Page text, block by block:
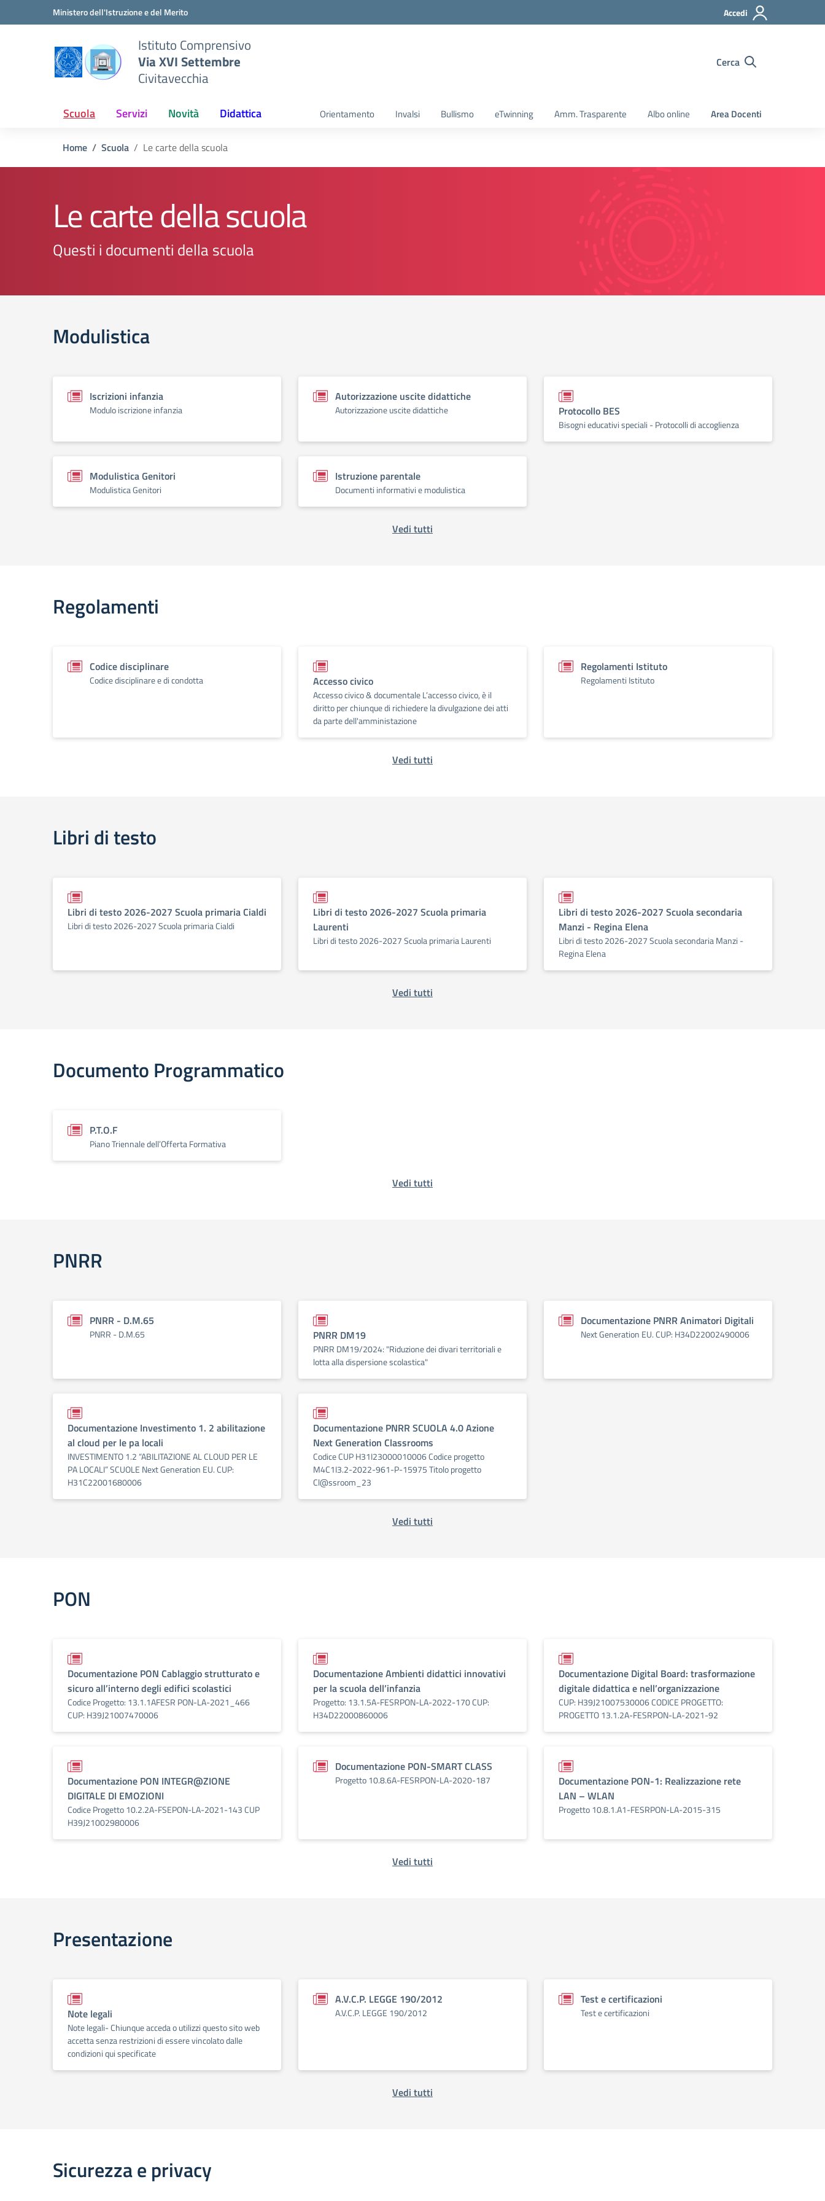
Vai ai contenuti
Vai al menu di navigazioneMinistero dell'Istruzione e del Merito Accedi
Istituto Comprensivo
Via XVI Settembre
Civitavecchia
Cerca
Scuola Servizi Novità Didattica Orientamento Invalsi Bullismo eTwinning Amm. Trasparente Albo online Area Docenti
Home Scuola Le carte della scuola
Le carte della scuola
Questi i documenti della scuola
Modulistica
Iscrizioni infanzia
Modulo iscrizione infanzia
Autorizzazione uscite didattiche
Autorizzazione uscite didattiche Protocollo BES
Bisogni educativi speciali - Protocolli di accoglienza
Modulistica Genitori
Modulistica Genitori
Istruzione parentale
Documenti informativi e modulistica
Vedi tutti
Regolamenti
Codice disciplinare
Codice disciplinare e di condotta Accesso civico
Accesso civico & documentale L’accesso civico, è il
diritto per chiunque di richiedere la divulgazione dei atti
da parte dell'amministazione
Regolamenti Istituto
Regolamenti Istituto
Vedi tutti
Libri di testo
Libri di testo 2026-2027 Scuola primaria Cialdi
Libri di testo 2026-2027 Scuola primaria Cialdi
Libri di testo 2026-2027 Scuola primaria
Laurenti
Libri di testo 2026-2027 Scuola primaria Laurenti
Libri di testo 2026-2027 Scuola secondaria
Manzi - Regina Elena
Libri di testo 2026-2027 Scuola secondaria Manzi -
Regina Elena
Vedi tutti
Documento Programmatico
P.T.O.F
Piano Triennale dell’Offerta Formativa
Vedi tutti
PNRR
PNRR - D.M.65
PNRR - D.M.65 PNRR DM19
PNRR DM19/2024: "Riduzione dei divari territoriali e
lotta alla dispersione scolastica"
Documentazione PNRR Animatori Digitali
Next Generation EU. CUP: H34D22002490006
Documentazione Investimento 1. 2 abilitazione
al cloud per le pa locali
INVESTIMENTO 1.2 “ABILITAZIONE AL CLOUD PER LE
PA LOCALI” SCUOLE Next Generation EU. CUP:
H31C22001680006
Documentazione PNRR SCUOLA 4.0 Azione
Next Generation Classrooms
Codice CUP H31I23000010006 Codice progetto
M4C1I3.2-2022-961-P-15975 Titolo progetto
Cl@ssroom_23
Vedi tutti
PON
Documentazione PON Cablaggio strutturato e
sicuro all’interno degli edifici scolastici
Codice Progetto: 13.1.1AFESR PON-LA-2021_466
CUP: H39J21007470006
Documentazione Ambienti didattici innovativi
per la scuola dell’infanzia
Progetto: 13.1.5A-FESRPON-LA-2022-170 CUP:
H34D22000860006
Documentazione Digital Board: trasformazione
digitale didattica e nell’organizzazione
CUP: H39J21007530006 CODICE PROGETTO:
PROGETTO 13.1.2A-FESRPON-LA-2021-92
Documentazione PON INTEGR@ZIONE
DIGITALE DI EMOZIONI
Codice Progetto 10.2.2A-FSEPON-LA-2021-143 CUP
H39J21002980006
Documentazione PON-SMART CLASS
Progetto 10.8.6A-FESRPON-LA-2020-187
Documentazione PON-1: Realizzazione rete
LAN – WLAN
Progetto 10.8.1.A1-FESRPON-LA-2015-315
Vedi tutti
Presentazione
Note legali
Note legali- Chiunque acceda o utilizzi questo sito web
accetta senza restrizioni di essere vincolato dalle
condizioni qui specificate
A.V.C.P. LEGGE 190/2012
A.V.C.P. LEGGE 190/2012
Test e certificazioni
Test e certificazioni
Vedi tutti
Sicurezza e privacy